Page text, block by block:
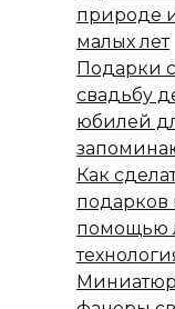
природе
малых лет
Подарки
свадьбу
юбилей
Как
подарков
помощью